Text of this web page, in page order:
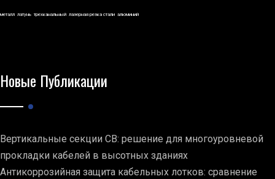
металл латунь трехканальный лазерная резка стали алюминий
Новые Публикации
Вертикальные секции СВ: решение для многоуровневой
прокладки кабелей в высотных зданиях
Антикоррозийная защита кабельных лотков: сравнение